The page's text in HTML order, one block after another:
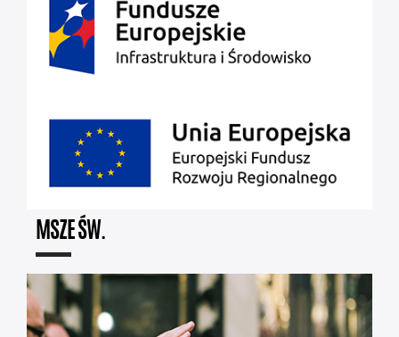
MSZE ŚW.